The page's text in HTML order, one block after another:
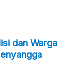
dan Warga